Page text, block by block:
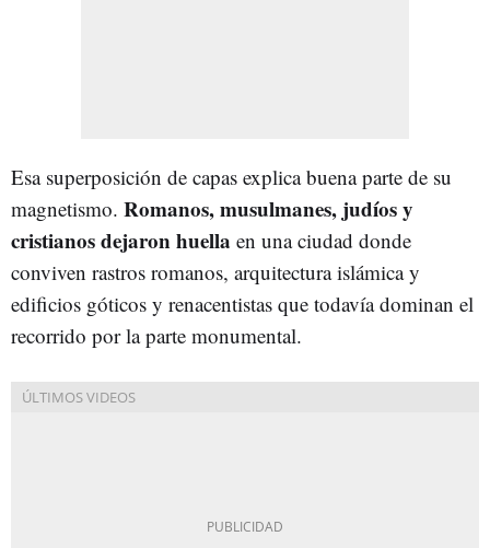
Esa superposición de capas explica buena parte de su
magnetismo. Romanos, musulmanes, judíos y
cristianos dejaron huella en una ciudad donde
conviven rastros romanos, arquitectura islámica y
edificios góticos y renacentistas que todavía dominan el
recorrido por la parte monumental.